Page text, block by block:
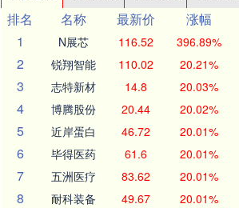
排名
名称 最新价 涨幅
1
N展芯 116.52 396.89%
2 锐翔智能 110.02 20.21%
3 志特新材 14.8 20.03%
4 博腾股份 20.44 20.02%
5 近岸蛋白 46.72 20.01%
6 毕得医药 61.6 20.01%
7 五洲医疗 83.62 20.01%
8 耐科装备 49.67 20.01%